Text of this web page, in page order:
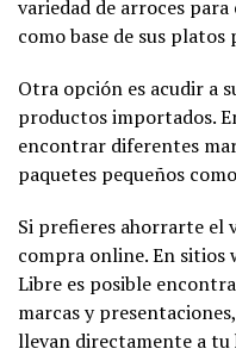
variedad de arroces
como base de sus platos
Otra opción es acudir a
productos importados.
encontrar diferentes
paquetes pequeños
Si prefieres ahorrarte el
compra online. En sitios
Libre es posible
marcas y
llevan directamente a tu